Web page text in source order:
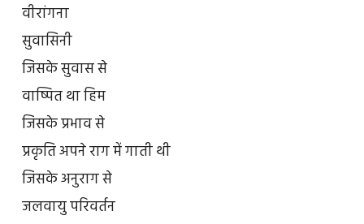
वीरांगना
सुवासिनी
जिसके सुवास से
वाष्पित था हिम
जिसके प्रभाव से
प्रकृति अपने राग में गाती थी
जिसके अनुराग से
जलवायु परिवर्तन